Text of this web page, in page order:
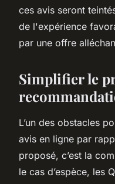
ces avis seront
de l'expérience
par une offre
Simplifier le
L’un des obstacles
avis en ligne par
proposé, c’est la
le cas d’espèce, les